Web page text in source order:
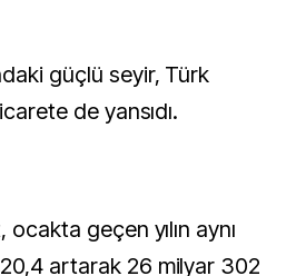
güçlü seyir, Türk
de yansıdı.
geçen yılın aynı
20,4 artarak 26 milyar 302